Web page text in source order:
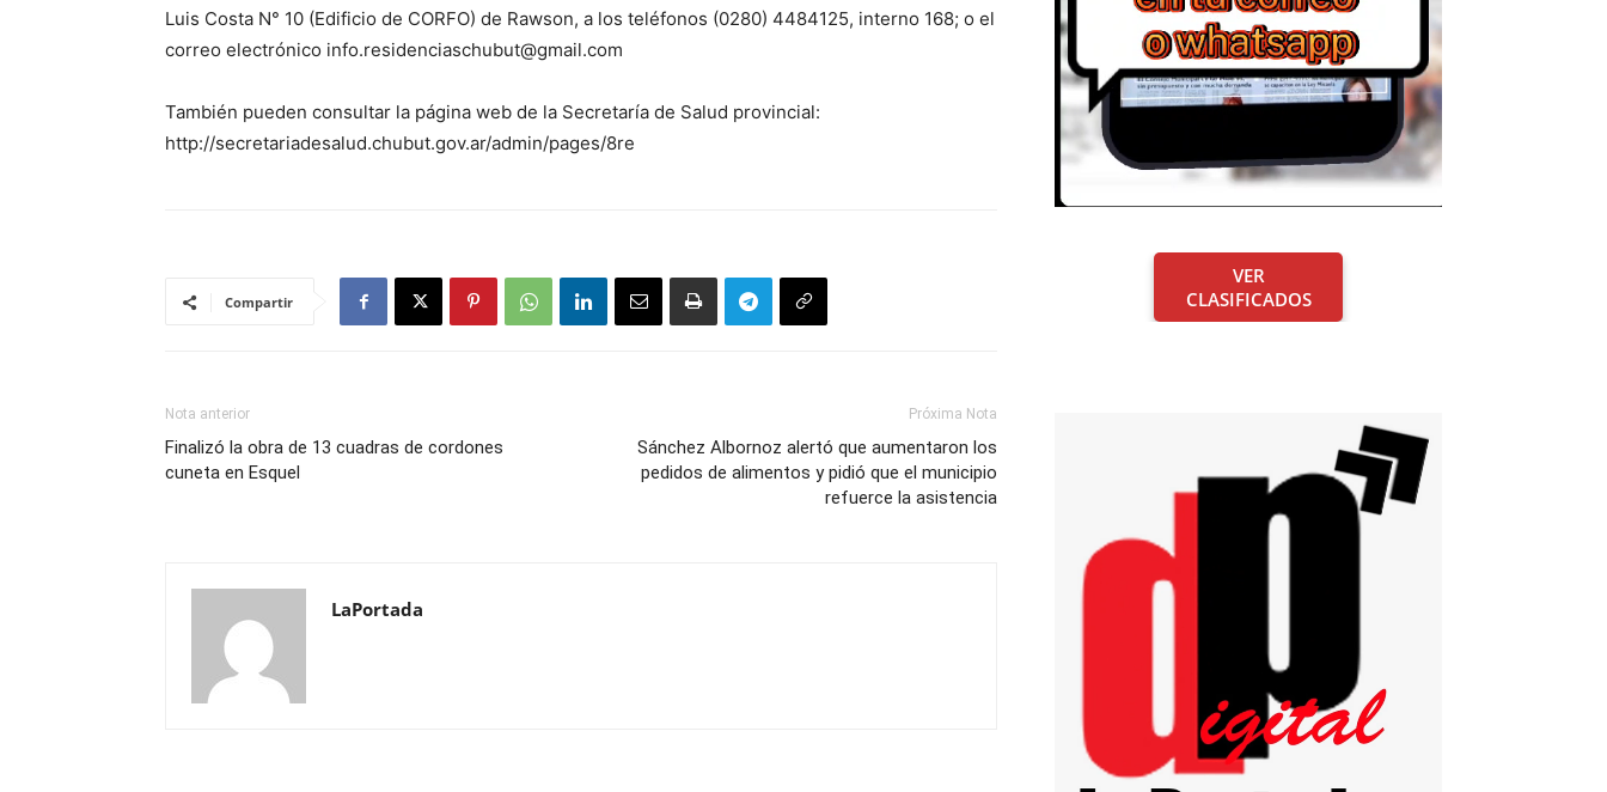
Luis Costa N° 10 (Edificio de CORFO) de Rawson, a los teléfonos (0280) 4484125, interno 168; o el
correo electrónico info.residenciaschubut@gmail.com
También pueden consultar la página web de la Secretaría de Salud provincial:
http://secretariadesalud.chubut.gov.ar/admin/pages/8re
Compartir
Nota anterior
Finalizó la obra de 13 cuadras de cordones
cuneta en Esquel
Próxima Nota
Sánchez Albornoz alertó que aumentaron los
pedidos de alimentos y pidió que el municipio
refuerce la asistencia
LaPortada
VER
CLASIFICADOS